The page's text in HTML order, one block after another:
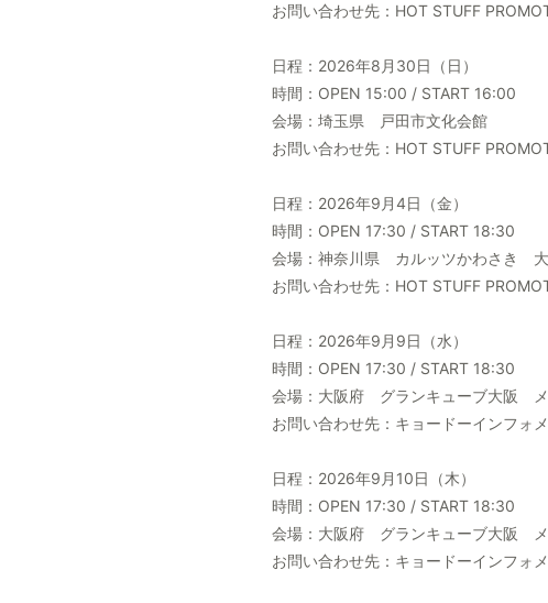
お問い合わせ先：HOT STUFF
日程：2026年8月30日（日）
時間：OPEN 15:00 / START 16:00
会場：埼玉県 戸田市文化会館
お問い合わせ先：HOT STUFF
日程：2026年9月4日（金）
時間：OPEN 17:30 / START 18:30
会場：神奈川県 カルッツかわさき
お問い合わせ先：HOT STUFF
日程：2026年9月9日（水）
時間：OPEN 17:30 / START 18:30
会場：大阪府 グランキューブ大阪
お問い合わせ先：キョードーインフォ
日程：2026年9月10日（木）
時間：OPEN 17:30 / START 18:30
会場：大阪府 グランキューブ大阪
お問い合わせ先：キョードーインフォ